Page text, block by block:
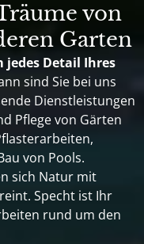
von
Garten
jedes Detail Ihres
sind Sie bei uns
Dienstleistungen
Pflege von Gärten
von Pools.
sich Natur mit
Specht ist Ihr
rund um den